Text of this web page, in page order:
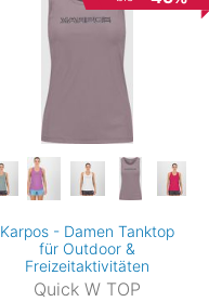
Karpos - Damen Tanktop
für Outdoor &
Freizeitaktivitäten
Quick W TOP